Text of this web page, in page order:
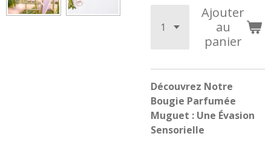
Ajouter
au
panier
Découvrez Notre
Bougie Parfumée
Muguet : Une Évasion
Sensorielle